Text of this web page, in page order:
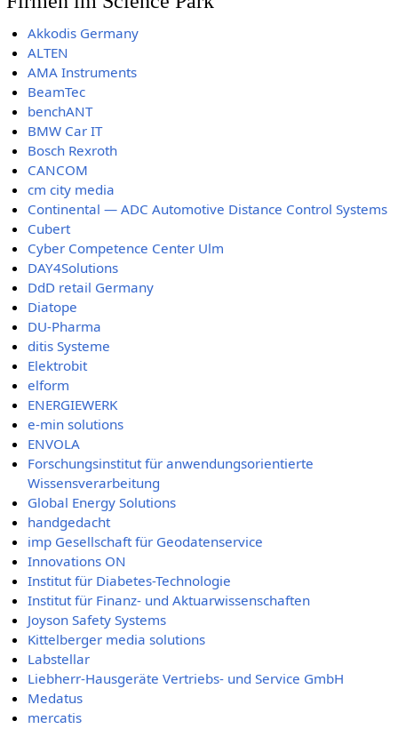
Akkodis Germany
ALTEN
AMA Instruments
BeamTec
benchANT
BMW Car IT
Bosch Rexroth
CANCOM
cm city media
Continental — ADC Automotive Distance Control Systems
Cubert
Cyber Competence Center Ulm
DAY4Solutions
DdD retail Germany
Diatope
DU-Pharma
ditis Systeme
Elektrobit
elform
ENERGIEWERK
e-min solutions
ENVOLA
Forschungsinstitut für anwendungsorientierte
Wissensverarbeitung
Global Energy Solutions
handgedacht
imp Gesellschaft für Geodatenservice
Innovations ON
Institut für Diabetes-Technologie
Institut für Finanz- und Aktuarwissenschaften
Joyson Safety Systems
Kittelberger media solutions
Labstellar
Liebherr-Hausgeräte Vertriebs- und Service GmbH
Medatus
mercatis